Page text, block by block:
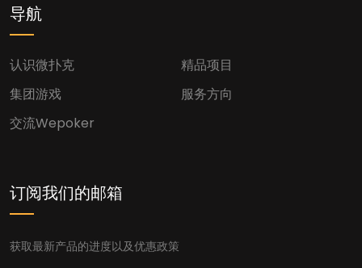
导航
认识微扑克
精品项目
集团游戏
服务方向
交流wepoker
订阅我们的邮箱
获取最新产品的进度以及优惠政策